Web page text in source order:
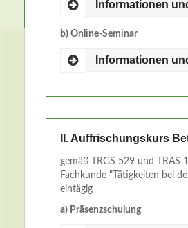
Informationen
b) Online-Seminar
Informationen
II. Auffrischungskurs
gemäß TRGS 529 und TRAS
Fachkunde "Tätigkeiten bei
eintägig
a) Präsenzschulung